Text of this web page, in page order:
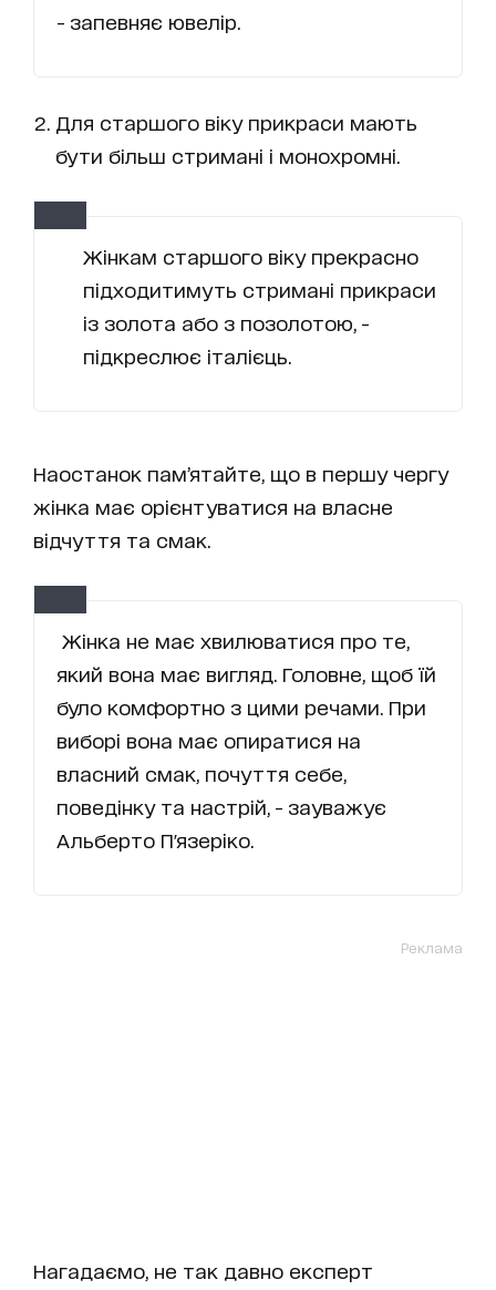
- запевняє ювелір.
Для старшого віку прикраси мають
бути більш стримані і монохромні.
Жінкам старшого віку прекрасно
підходитимуть стримані прикраси
із золота або з позолотою, -
підкреслює італієць.
Наостанок пам’ятайте, що в першу чергу
жінка має орієнтуватися на власне
відчуття та смак.
Жінка не має хвилюватися про те,
який вона має вигляд. Головне, щоб їй
було комфортно з цими речами. При
виборі вона має опиратися на
власний смак, почуття себе,
поведінку та настрій, - зауважує
Альберто П'язеріко.
Реклама
Нагадаємо, не так давно експерт